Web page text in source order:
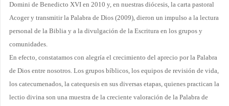
Domini de Benedicto XVI en 2010 y, en nuestras diócesis, la carta pastoral
Acoger y transmitir la Palabra de Dios (2009), dieron un impulso a la lectura
personal de la Biblia y a la divulgación de la Escritura en los grupos y
comunidades.
En efecto, constatamos con alegría el crecimiento del aprecio por la Palabra
de Dios entre nosotros. Los grupos bíblicos, los equipos de revisión de vida,
los catecumenados, la catequesis en sus diversas etapas, quienes practican la
lectio divina son una muestra de la creciente valoración de la Palabra de